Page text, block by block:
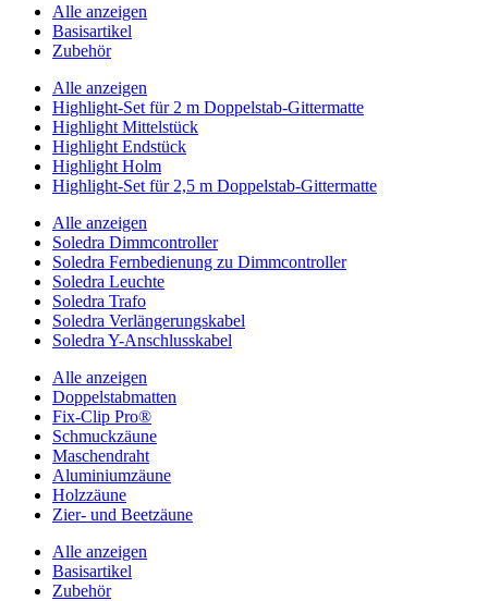
Alle anzeigen
Basisartikel
Zubehör
Alle anzeigen
Highlight-Set für 2 m Doppelstab-Gittermatte
Highlight Mittelstück
Highlight Endstück
Highlight Holm
Highlight-Set für 2,5 m Doppelstab-Gittermatte
Alle anzeigen
Soledra Dimmcontroller
Soledra Fernbedienung zu Dimmcontroller
Soledra Leuchte
Soledra Trafo
Soledra Verlängerungskabel
Soledra Y-Anschlusskabel
Alle anzeigen
Doppelstabmatten
Fix-Clip Pro®
Schmuckzäune
Maschendraht
Aluminiumzäune
Holzzäune
Zier- und Beetzäune
Alle anzeigen
Basisartikel
Zubehör